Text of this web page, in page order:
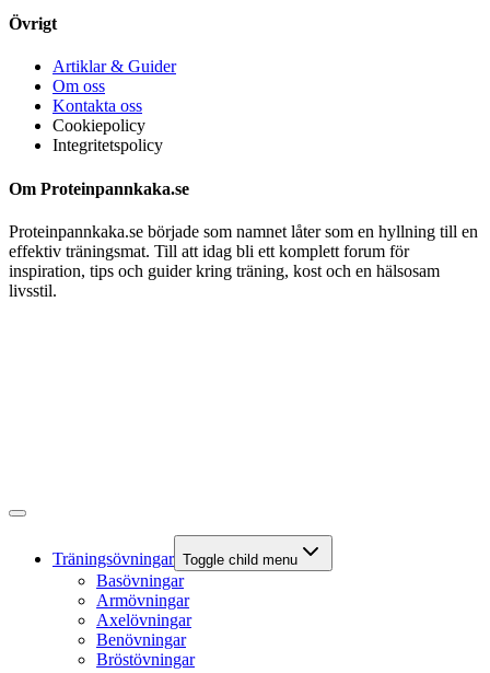
Övrigt
Artiklar & Guider
Om oss
Kontakta oss
Cookiepolicy
Integritetspolicy
Om Proteinpannkaka.se
Proteinpannkaka.se började som namnet låter som en hyllning till en
effektiv träningsmat. Till att idag bli ett komplett forum för
inspiration, tips och guider kring träning, kost och en hälsosam
livsstil.
Träningsövningar Toggle child menu
Basövningar
Armövningar
Axelövningar
Benövningar
Bröstövningar